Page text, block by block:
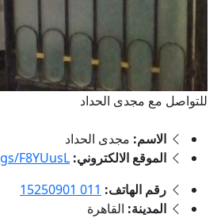
مجدى الحداد
مجدى الحداد
الالكتروني: g.co/kgs/F8YUusL
الهاتف:011 15250901
القاهرة